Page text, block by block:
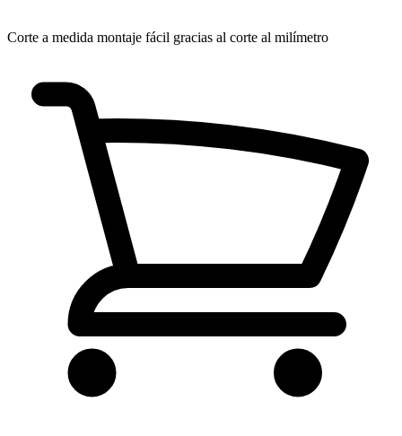
Corte a medida montaje fácil gracias al corte al milímetro